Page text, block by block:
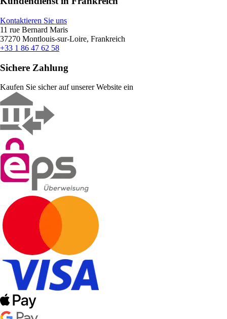
Kontaktieren Sie uns
11 rue Bernard Maris
37270 Montlouis-sur-Loire, Frankreich
+33 1 86 47 62 58
Sichere Zahlung
Kaufen Sie sicher auf unserer Website ein